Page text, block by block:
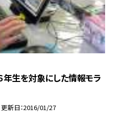
年生を対象にした情報モラ
更新日 2016/01/27